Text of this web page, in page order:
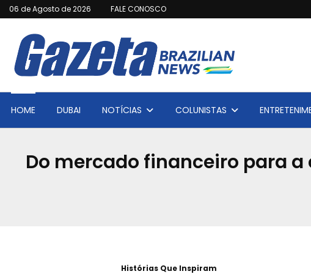
06 de Agosto de 2026 FALE CONOSCO
HOME DUBAI NOTÍCIAS COLUNISTAS
Do mercado financeiro para
Histórias Que Inspiram